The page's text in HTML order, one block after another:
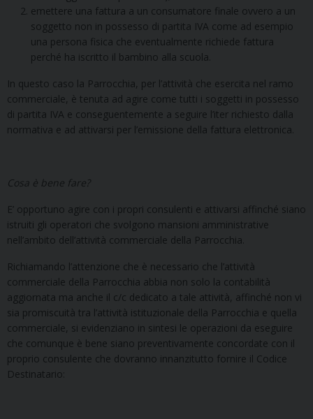
emettere una fattura a un consumatore finale ovvero a un
soggetto non in possesso di partita IVA come ad esempio
una persona fisica che eventualmente richiede fattura
perché ha iscritto il bambino alla scuola.
In questo caso la Parrocchia, per l’attività che esercita nel ramo
commerciale, è tenuta ad agire come tutti i soggetti in possesso
di partita IVA e conseguentemente a seguire l’iter richiesto dalla
normativa e ad attivarsi per l’emissione della fattura elettronica.
Cosa è bene fare?
E’ opportuno agire con i propri consulenti e attivarsi affinché siano
istruiti gli operatori che svolgono mansioni amministrative
nell’ambito dell’attività commerciale della Parrocchia.
Richiamando l’attenzione che è necessario che l’attività
commerciale della Parrocchia abbia non solo la contabilità
aggiornata ma anche il c/c dedicato a tale attività, affinché non vi
sia promiscuità tra l’attività istituzionale della Parrocchia e quella
commerciale, si evidenziano in sintesi le operazioni da eseguire
che comunque è bene siano preventivamente concordate con il
proprio consulente che dovranno innanzitutto fornire il Codice
Destinatario: